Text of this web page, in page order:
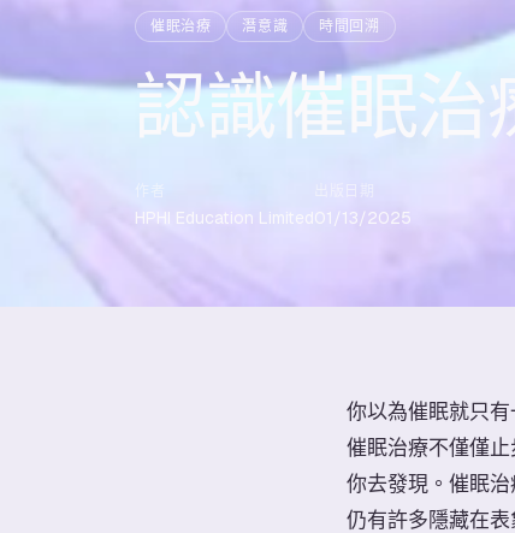
催眠治療 潛意識 時間回溯
認識催眠治
HPHI Education Limited 01/13/2025
你以為催眠就只
催眠治療不僅僅
你去發現。催眠
仍有許多隱藏在